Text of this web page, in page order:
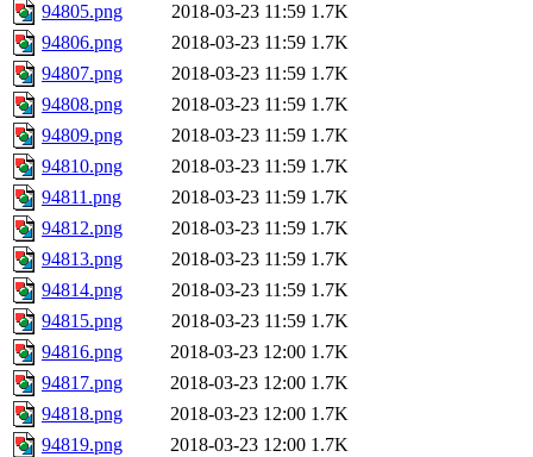
94805.png
2018-03-23 11:59 1.7K
94806.png
2018-03-23 11:59 1.7K
94807.png
2018-03-23 11:59 1.7K
94808.png
2018-03-23 11:59 1.7K
94809.png
2018-03-23 11:59 1.7K
94810.png
2018-03-23 11:59 1.7K
94811.png
2018-03-23 11:59 1.7K
94812.png
2018-03-23 11:59 1.7K
94813.png
2018-03-23 11:59 1.7K
94814.png
2018-03-23 11:59 1.7K
94815.png
2018-03-23 11:59 1.7K
94816.png
2018-03-23 12:00 1.7K
94817.png
2018-03-23 12:00 1.7K
94818.png
2018-03-23 12:00 1.7K
94819.png
2018-03-23 12:00 1.7K